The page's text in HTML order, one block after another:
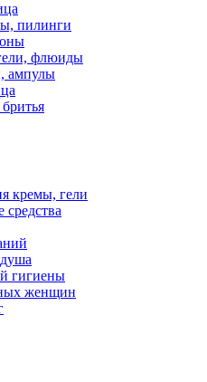
пилинги
флюиды
ампулы
кремы, гели
гигиены
женщин